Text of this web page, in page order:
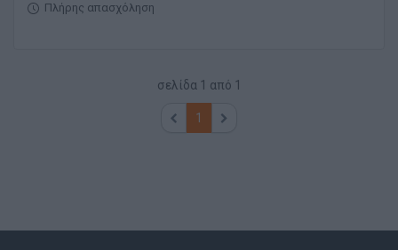
Πλήρης απασχόληση
σελίδα 1 από 1
1